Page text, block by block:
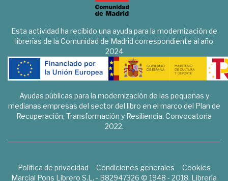
Esta actividad ha recibido una ayuda para la modernización de
librerías de la Comunidad de Madrid correspondiente al año
2024
Ayudas públicas para la modernización de las pequeñas y
medianas empresas del sector del libro en el marco del Plan de
Recuperación, Transformación y Resiliencia. Convocatoria
2022.
Política de privacidad Condiciones generales
Cookies
Marcial Pons Librero S.L. - B82947326 © 1948 - 2018. Librería